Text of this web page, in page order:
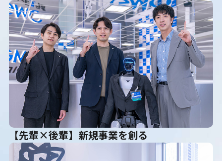
【先輩×後輩】新規事業を創る